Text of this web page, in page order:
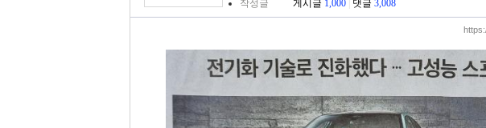
작성글
게시글 1,000 댓글 3,008